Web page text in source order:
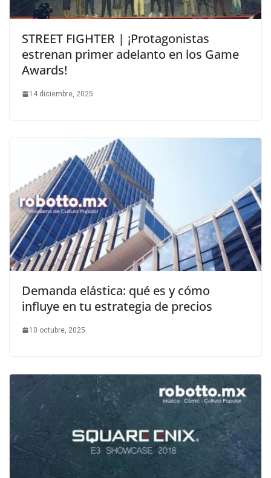
STREET FIGHTER | ¡Protagonistas
estrenan primer adelanto en los Game
Awards!
14 diciembre, 2025
Demanda elástica: qué es y cómo
influye en tu estrategia de precios
10 octubre, 2025